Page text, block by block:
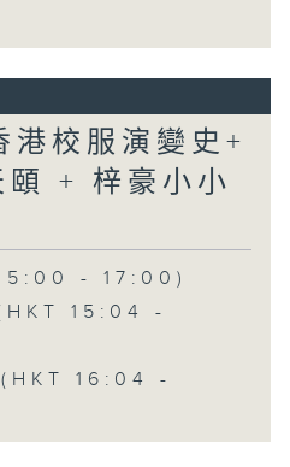
港校服演變史+
+ 梓豪小小
- 17:00)
15:04 -
16:04 -